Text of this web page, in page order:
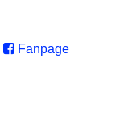
Fanpage